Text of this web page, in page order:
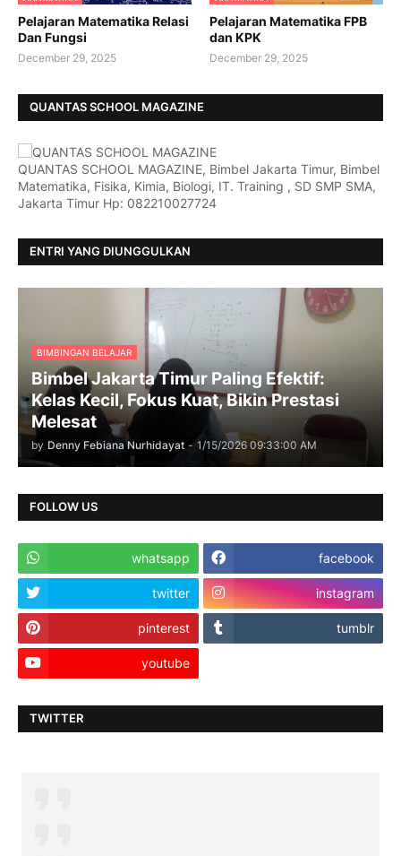
Pelajaran Matematika Relasi
Dan Fungsi
December 29, 2025
Pelajaran Matematika FPB
dan KPK
December 29, 2025
QUANTAS SCHOOL MAGAZINE
QUANTAS SCHOOL MAGAZINE, Bimbel Jakarta Timur, Bimbel
Matematika, Fisika, Kimia, Biologi, IT. Training , SD SMP SMA,
Jakarta Timur Hp: 082210027724
ENTRI YANG DIUNGGULKAN
BIMBINGAN BELAJAR
Bimbel Jakarta Timur Paling Efektif:
Kelas Kecil, Fokus Kuat, Bikin Prestasi
Melesat
by Denny Febiana Nurhidayat - 1/15/2026 09:33:00 AM
FOLLOW US
whatsapp facebook
twitter instagram
pinterest tumblr
youtube
TWITTER